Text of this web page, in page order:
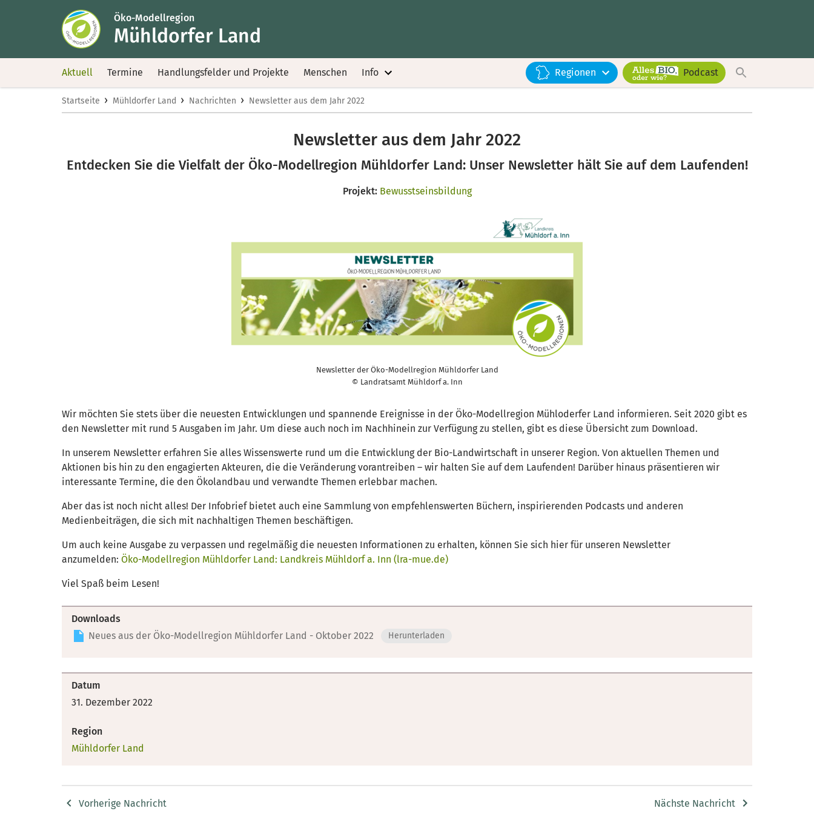
Öko-Modellregion
Mühldorfer Land
Aktuell Termine Handlungsfelder und Projekte Menschen Info Regionen Podcast
Startseite › Mühldorfer Land › Nachrichten › Newsletter aus dem Jahr 2022
Newsletter aus dem Jahr 2022
Entdecken Sie die Vielfalt der Öko-Modellregion Mühldorfer Land: Unser Newsletter hält Sie auf dem Laufenden!
Projekt: Bewusstseinsbildung
Newsletter der Öko-Modellregion Mühldorfer Land
© Landratsamt Mühldorf a. Inn
Wir möchten Sie stets über die neuesten Entwicklungen und spannende Ereignisse in der Öko-Modellregion Mühloderfer Land informieren. Seit 2020 gibt es
den Newsletter mit rund 5 Ausgaben im Jahr. Um diese auch noch im Nachhinein zur Verfügung zu stellen, gibt es diese Übersicht zum Download.
In unserem Newsletter erfahren Sie alles Wissenswerte rund um die Entwicklung der Bio-Landwirtschaft in unserer Region. Von aktuellen Themen und
Aktionen bis hin zu den engagierten Akteuren, die die Veränderung vorantreiben – wir halten Sie auf dem Laufenden! Darüber hinaus präsentieren wir
interessante Termine, die den Ökolandbau und verwandte Themen erlebbar machen.
Aber das ist noch nicht alles! Der Infobrief bietet auch eine Sammlung von empfehlenswerten Büchern, inspirierenden Podcasts und anderen
Medienbeiträgen, die sich mit nachhaltigen Themen beschäftigen.
Um auch keine Ausgabe zu verpassen und regelmäßig die neuesten Informationen zu erhalten, können Sie sich hier für unseren Newsletter
anzumelden: Öko-Modellregion Mühldorfer Land: Landkreis Mühldorf a. Inn (lra-mue.de)
Viel Spaß beim Lesen!
Downloads
Neues aus der Öko-Modellregion Mühldorfer Land - Oktober 2022
Herunterladen
Datum
31. Dezember 2022
Region
Mühldorfer Land
Vorherige Nachricht Nächste Nachricht